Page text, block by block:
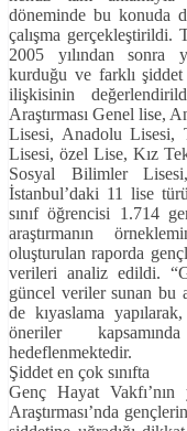
döneminde bu konuda
çalışma gerçekleştirildi.
2005 yılından sonra
kurduğu ve farklı
ilişkisinin
Araştırması Genel lise,
Lisesi, Anadolu Lisesi,
Lisesi, özel Lise, Kız
Sosyal Bilimler
İstanbul’daki 11 lise
sınıf öğrencisi 1.714
araştırmanın
oluşturulan raporda
verileri analiz edildi.
güncel veriler sunan bu
de kıyaslama
öneriler
hedeflenmektedir.
Şiddet en çok sınıfta
Genç Hayat
Araştırması’nda